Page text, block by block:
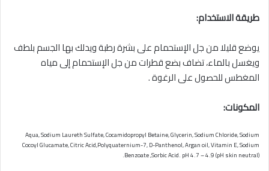
طريقة الاستخدام:
يوضع قليلا من جل الإستحمام على بشرة رطبة ويدلك بها الجسم بلطف
ويغسل بالماء، تضاف بضع قطرات من جل الإستحمام إلى مياه
المغطس للحصول على الرغوة .
المكونات:
Aqua, Sodium Laureth Sulfate, Cocamidopropyl Betaine, Glycerin, Sodium Chloride, Sodium
Cocoyl Glucamate, Citric Acid,Polyquaternium-7, D-Panthenol, Argan oil, Vitamin E, Sodium
Benzoate ,Sorbic Acid. pH 4.7 – 4.9 (pH skin neutral).